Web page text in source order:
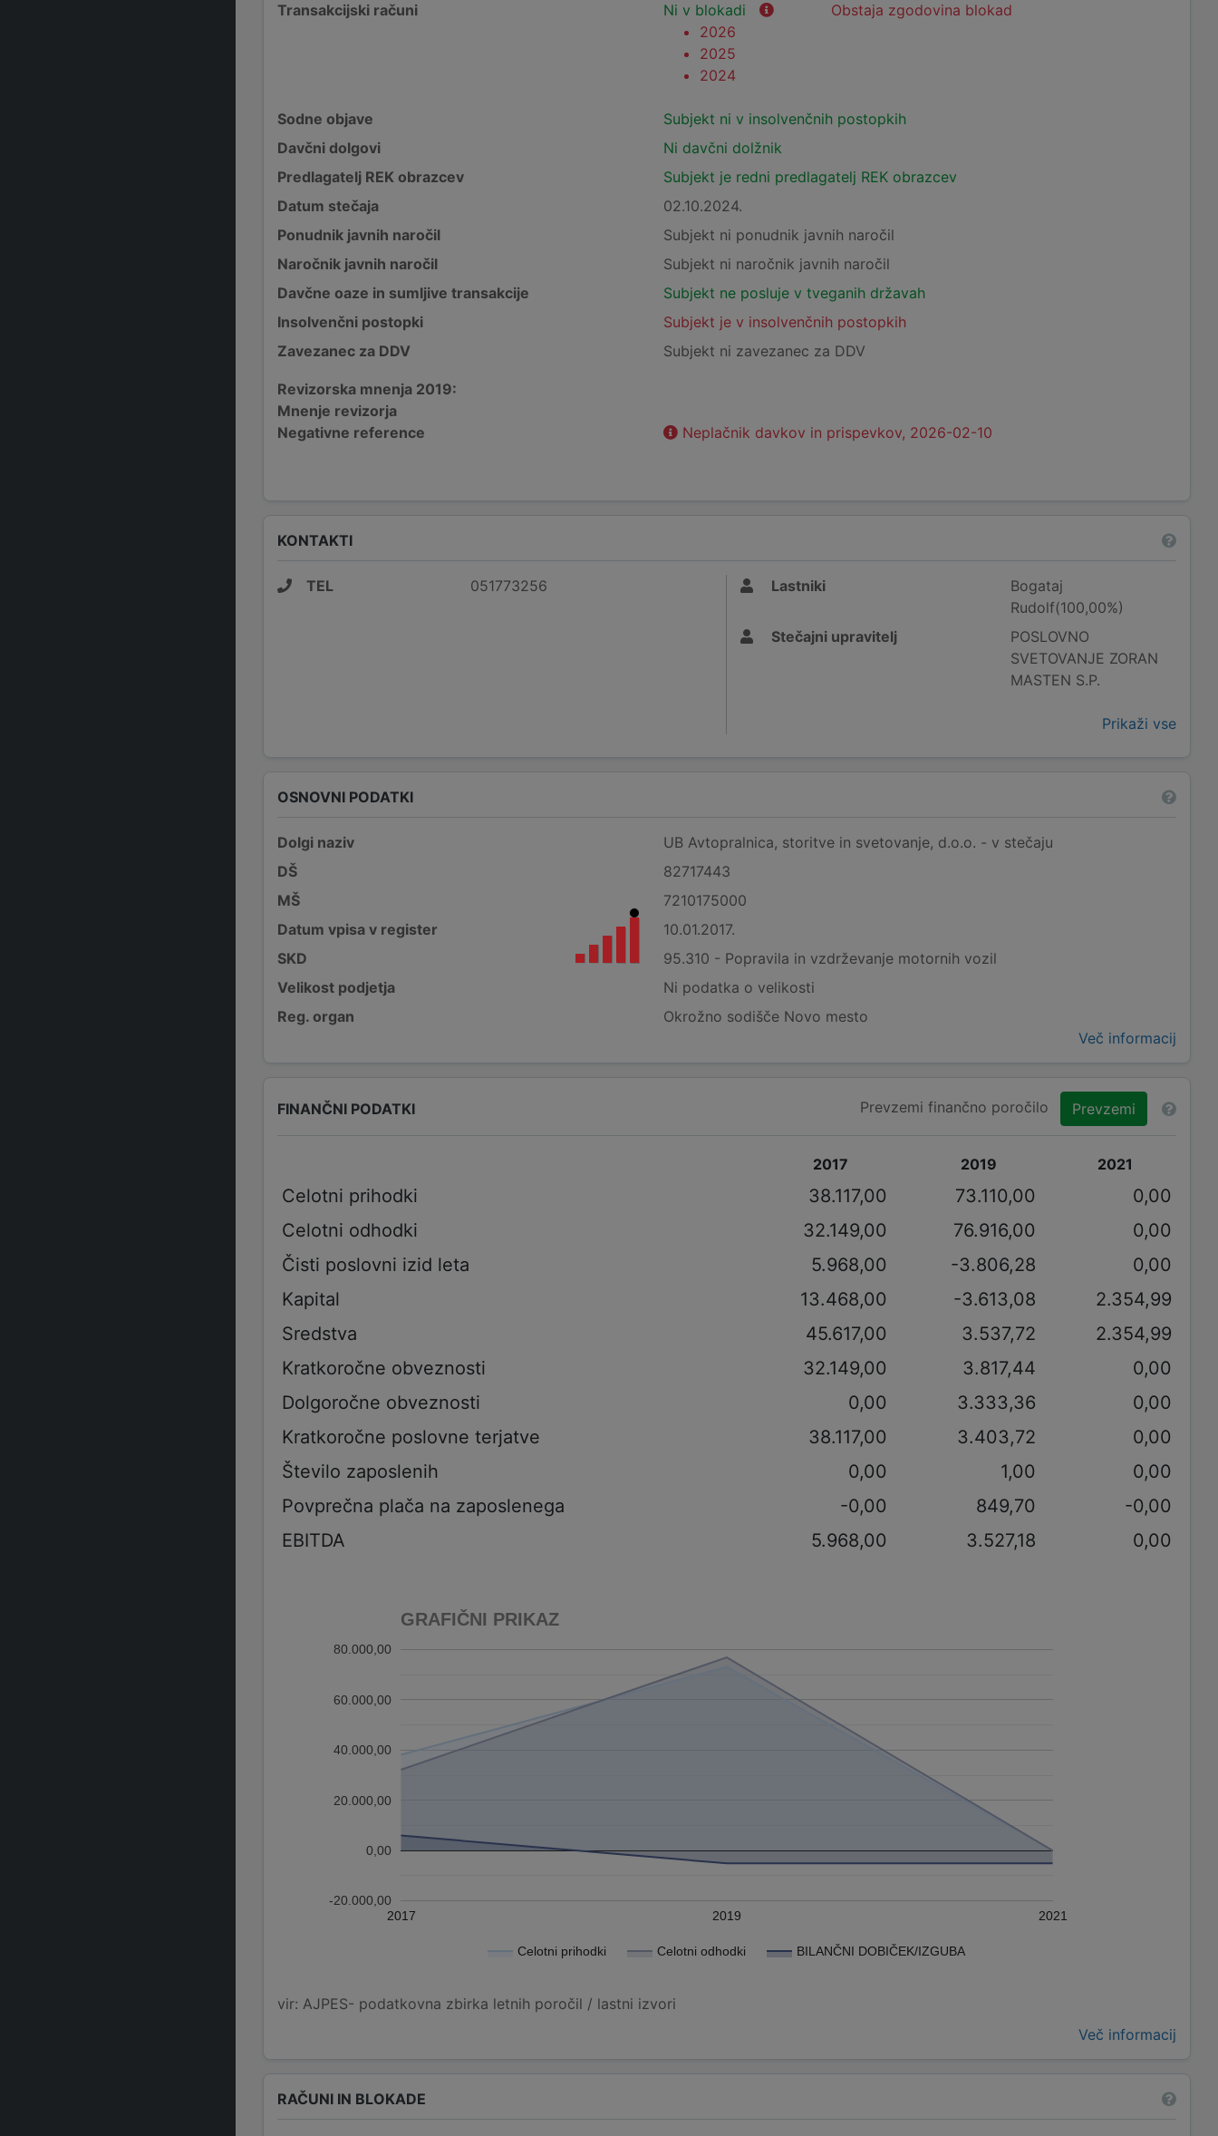
Transakcijski računi Ni v blokadi
Obstaja zgodovina blokad
2026
2025
2024
Sodne objave
Subjekt ni v insolvenčnih postopkih
Davčni dolgovi
Ni davčni dolžnik
Predlagatelj REK obrazcev
Subjekt je redni predlagatelj REK obrazcev
Datum stečaja
02.10.2024.
Ponudnik javnih naročil
Subjekt ni ponudnik javnih naročil
Naročnik javnih naročil
Subjekt ni naročnik javnih naročil
Davčne oaze in sumljive transakcije
Subjekt ne posluje v tveganih državah
Insolvenčni postopki
Subjekt je v insolvenčnih postopkih
Zavezanec za DDV
Subjekt ni zavezanec za DDV
Revizorska mnenja 2019:
Mnenje revizorja
Negativne reference
Neplačnik davkov in prispevkov, 2026-02-10
KONTAKTI
TEL 051773256 Lastniki
Bogataj
Rudolf(100,00%)
Stečajni upravitelj
POSLOVNO
SVETOVANJE ZORAN
MASTEN S.P.
Prikaži vse
OSNOVNI PODATKI
Dolgi naziv
UB Avtopralnica, storitve in svetovanje, d.o.o. - v stečaju
DŠ
82717443
MŠ
7210175000
Datum vpisa v register
10.01.2017.
SKD
95.310 - Popravila in vzdrževanje motornih vozil
Velikost podjetja
Ni podatka o velikosti
Reg. organ
Okrožno sodišče Novo mesto
Več informacij
FINANČNI PODATKI Prevzemi finančno poročilo Prevzemi
2017 2019 2021
Celotni prihodki 38.117,00 73.110,00
0,00
Celotni odhodki
32.149,00 76.916,00
0,00
Čisti poslovni izid leta
5.968,00 -3.806,28
0,00
Kapital
13.468,00 -3.613,08
2.354,99
Sredstva
45.617,00 3.537,72
2.354,99
Kratkoročne obveznosti
32.149,00 3.817,44
0,00
Dolgoročne obveznosti
0,00 3.333,36
0,00
Kratkoročne poslovne terjatve
38.117,00 3.403,72
0,00
Število zaposlenih
0,00 1,00
0,00
Povprečna plača na zaposlenega
-0,00 849,70
-0,00
EBITDA
5.968,00 3.527,18 0,00
GRAFIČNI PRIKAZ
Celotni prihodki Celotni odhodki BILANČNI DOBIČEK/IZGUBA
2017 2019 2021
-20.000,00
0,00
20.000,00
40.000,00
60.000,00
80.000,00
vir: AJPES- podatkovna zbirka letnih poročil / lastni izvori
Več informacij
RAČUNI IN BLOKADE